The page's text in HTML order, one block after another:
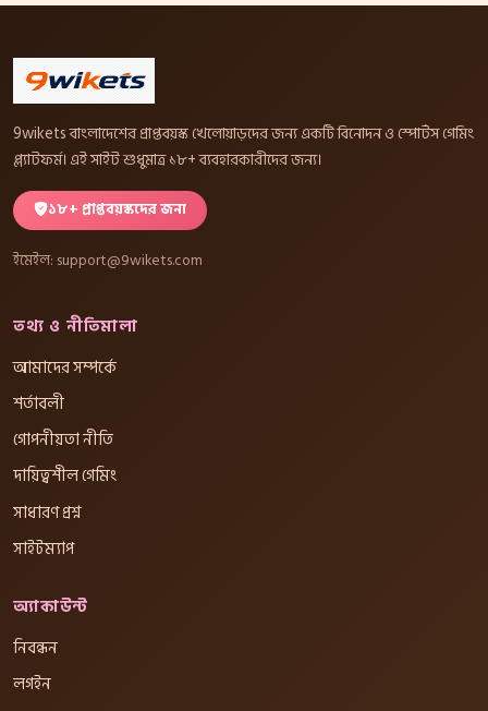
9wikets বাংলাদেশের প্রাপ্তবয়স্ক খেলোয়াড়দের জন্য একটি বিনোদন ও স্পোর্টস গেমিং
প্ল্যাটফর্ম। এই সাইট শুধুমাত্র ১৮+ ব্যবহারকারীদের জন্য।
১৮+ প্রাপ্তবয়স্কদের জন্য
ইমেইল: support@9wikets.com
তথ্য ও নীতিমালা
আমাদের সম্পর্কে
শর্তাবলী
গোপনীয়তা নীতি
দায়িত্বশীল গেমিং
সাধারণ প্রশ্ন
সাইটম্যাপ
অ্যাকাউন্ট
নিবন্ধন
লগইন